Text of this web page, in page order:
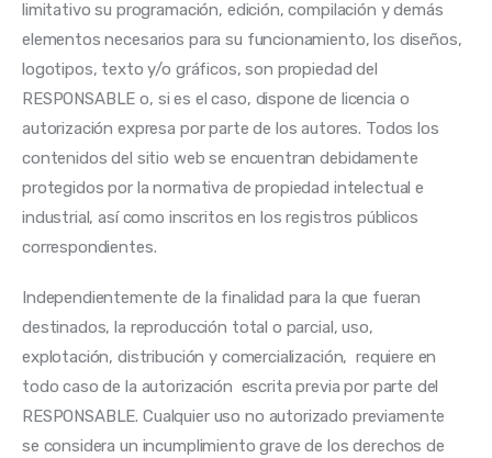
limitativo su programación, edición, compilación y demás
elementos necesarios para su funcionamiento, los diseños,
logotipos, texto y/o gráficos, son propiedad del
RESPONSABLE o, si es el caso, dispone de licencia o
autorización expresa por parte de los autores. Todos los
contenidos del sitio web se encuentran debidamente
protegidos por la normativa de propiedad intelectual e
industrial, así como inscritos en los registros públicos
correspondientes.
Independientemente de la finalidad para la que fueran
destinados, la reproducción total o parcial, uso,
explotación, distribución y comercialización,  requiere en
todo caso de la autorización  escrita previa por parte del
RESPONSABLE. Cualquier uso no autorizado previamente
se considera un incumplimiento grave de los derechos de